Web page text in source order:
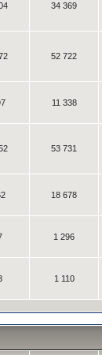
34 369
52 722
11 338
53 731
18 678
1 296
1 110